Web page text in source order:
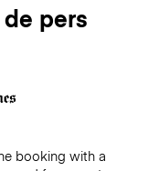
pers
booking with a